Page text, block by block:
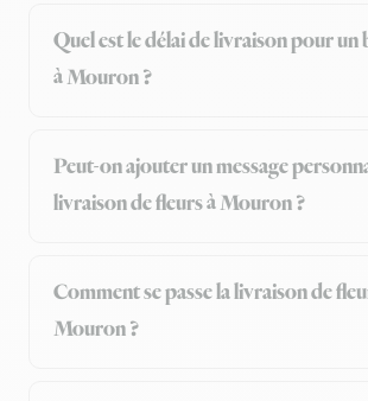
Quel est le délai de livraison pour un
à Mouron ?
Peut-on ajouter un message
livraison de fleurs à Mouron ?
Comment se passe la livraison de
Mouron ?